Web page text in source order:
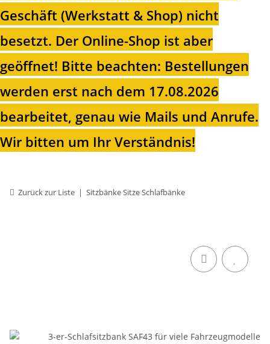
Geschäft (Werkstatt & Shop) nicht
besetzt. Der Online-Shop ist aber
geöffnet! Bitte beachten: Bestellungen
werden erst nach dem 17.08.2026
bearbeitet, genau wie Mails und Anrufe.
Wir bitten um Ihr Verständnis!
Zurück zur Liste Sitzbänke Sitze Schlafbänke